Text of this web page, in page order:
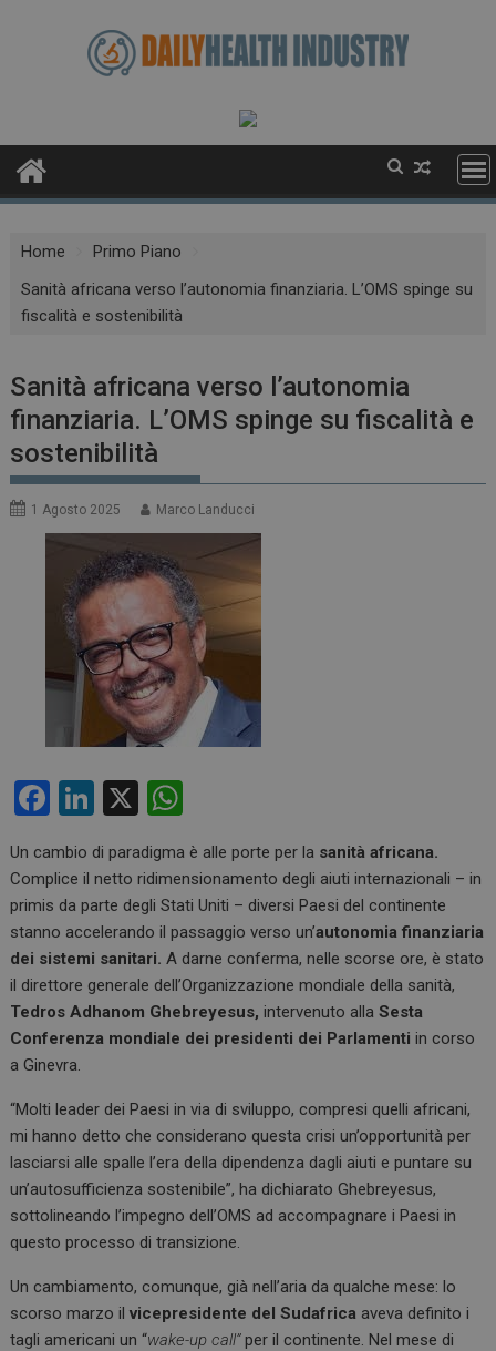
Home
Primo Piano
Sanità africana verso l’autonomia finanziaria. L’OMS spinge su
fiscalità e sostenibilità
Sanità africana verso l’autonomia
finanziaria. L’OMS spinge su fiscalità e
sostenibilità
1 Agosto 2025 Marco Landucci
F
ce
b
o
o
k
Li
ke
dI
n
X
at
s
A
p
p
Un cambio di paradigma è alle porte per la sanità africana.
Complice il netto ridimensionamento degli aiuti internazionali – in
primis da parte degli Stati Uniti – diversi Paesi del continente
stanno accelerando il passaggio verso un’autonomia finanziaria
dei sistemi sanitari. A darne conferma, nelle scorse ore, è stato
il direttore generale dell’Organizzazione mondiale della sanità,
Tedros Adhanom Ghebreyesus, intervenuto allaSesta
Conferenza mondiale dei presidenti dei Parlamenti in corso
a Ginevra.
“Molti leader dei Paesi in via di sviluppo, compresi quelli africani,
mi hanno detto che considerano questa crisi un’opportunità per
lasciarsi alle spalle l’era della dipendenza dagli aiuti e puntare su
un’autosufficienza sostenibile”, ha dichiarato Ghebreyesus,
sottolineando l’impegno dell’OMS ad accompagnare i Paesi in
questo processo di transizione.
Un cambiamento, comunque, già nell’aria da qualche mese: lo
scorso marzo ilvicepresidente del Sudafrica aveva definito i
tagli americani un “wake-up call”per il continente. Nel mese di